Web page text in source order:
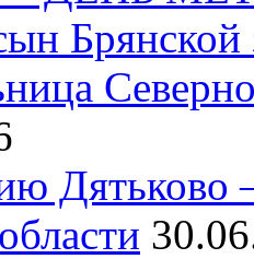
Брянской
Дятьково